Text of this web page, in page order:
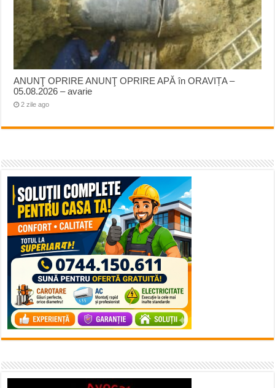
ANUNŢ OPRIRE ANUNŢ OPRIRE APĂ în ORAVIȚA –
05.08.2026 – avarie
2 zile ago